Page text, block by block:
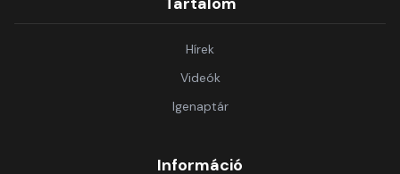
Hírek
Videók
Igenaptár
Információ